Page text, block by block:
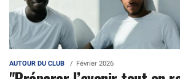
AUTOUR DU CLUB Février 2026